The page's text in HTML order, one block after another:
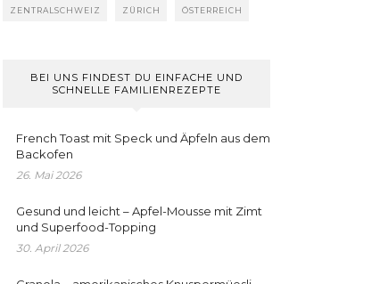
ZENTRALSCHWEIZ ZÜRICH ÖSTERREICH
BEI UNS FINDEST DU EINFACHE UND
SCHNELLE FAMILIENREZEPTE
French Toast mit Speck und Äpfeln aus dem
Backofen
26. Mai 2026
Gesund und leicht – Apfel-Mousse mit Zimt
und Superfood-Topping
30. April 2026